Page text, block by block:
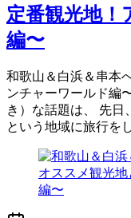
定番観光地！
編〜
和歌山＆白浜＆串本
ンチャーワールド編
き）な話題は、 先日
という地域に旅行を